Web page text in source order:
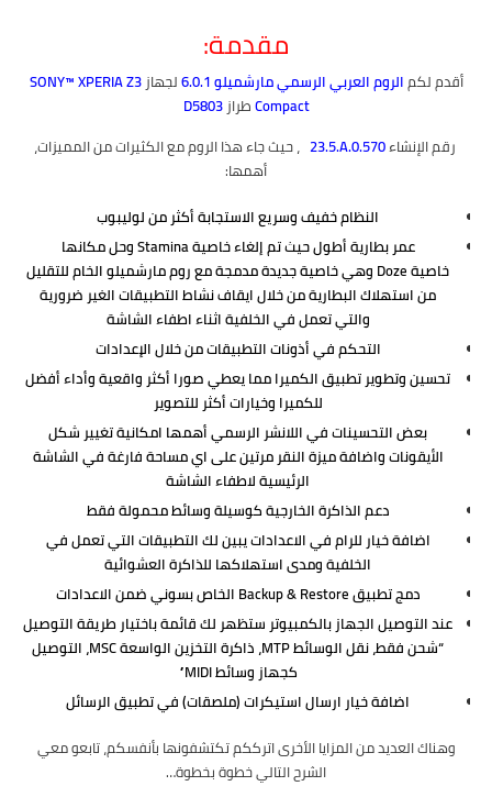
مقدمة:
أقدم لكمالروم العربي الرسمي مارشميلو 6.0.1 لجهازSONY™ XPERIA Z3
CompactطرازD5803
رقم الإنشاء23.5.A.0.570 ، حيث جاء هذا الروم مع الكثيرات من المميزات،
أهمها:
النظام خفيف وسريع الاستجابة أكثر من لوليبوب
عمر بطارية أطول حيث تم إلغاء خاصية Stamina وحل مكانها
خاصية Doze وهي خاصية جديدة مدمجة مع روم مارشميلو الخام للتقليل
من استهلاك البطارية من خلال ايقاف نشاط التطبيقات الغير ضرورية
والتي تعمل في الخلفية اثناء اطفاء الشاشة
التحكم في أذونات التطبيقات من خلال الإعدادات
تحسين وتطوير تطبيق الكميرا مما يعطي صورا أكثر واقعية وأداء أفضل
للكميرا وخيارات أكثر للتصوير
بعض التحسينات في اللانشر الرسمي أهمها امكانية تغيير شكل
الأيقونات واضافة ميزة النقر مرتين على اي مساحة فارغة في الشاشة
الرئيسية لاطفاء الشاشة
دعم الذاكرة الخارجية كوسيلة وسائط محمولة فقط
اضافة خيار للرام في الاعدادات يبين لك التطبيقات التي تعمل في
الخلفية ومدى استهلاكها للذاكرة العشوائية
دمج تطبيق Backup & Restore الخاص بسوني ضمن الاعدادات
عند التوصيل الجهاز بالكمبيوتر ستظهر لك قائمة باختيار طريقة التوصيل
“شحن فقط، نقل الوسائط MTP، ذاكرة التخزين الواسعة MSC، التوصيل
كجهاز وسائط MIDI”
اضافة خيار ارسال استيكرات (ملصقات) في تطبيق الرسائل
وهناك العديد من المزايا الأخرى اترككم تكتشفونها بأنفسكم، تابعو معي
الشرح التالي خطوة بخطوة…